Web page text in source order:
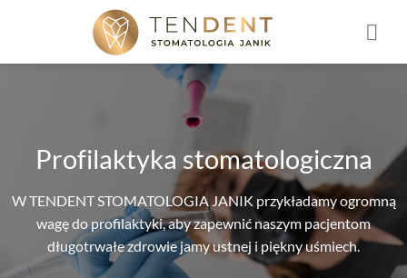
Profilaktyka stomatologiczna
W TENDENT STOMATOLOGIA JANIK przykładamy ogromną
wagę do profilaktyki, aby zapewnić naszym pacjentom
długotrwałe zdrowie jamy ustnej i piękny uśmiech.